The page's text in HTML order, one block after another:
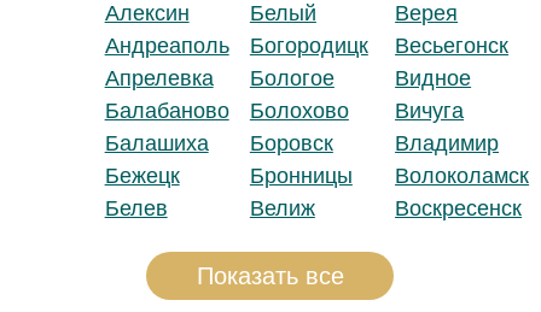
Алексин
Андреаполь
Апрелевка
Балабаново
Балашиха
Бежецк
Белев
Белый
Богородицк
Бологое
Болохово
Боровск
Бронницы
Велиж
Верея
Весьегонск
Видное
Вичуга
Владимир
Волоколамск
Воскресенск
Показать все